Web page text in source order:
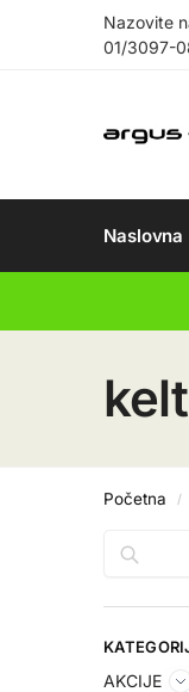
Nazovite
01/3097-
Naslovna
Početna /
AKCIJE